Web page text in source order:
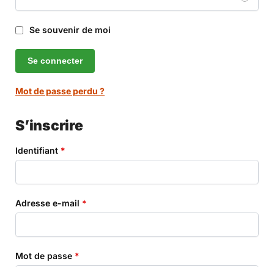
Se souvenir de moi
Se connecter
Mot de passe perdu ?
S’inscrire
Identifiant *
Adresse e-mail *
Mot de passe *